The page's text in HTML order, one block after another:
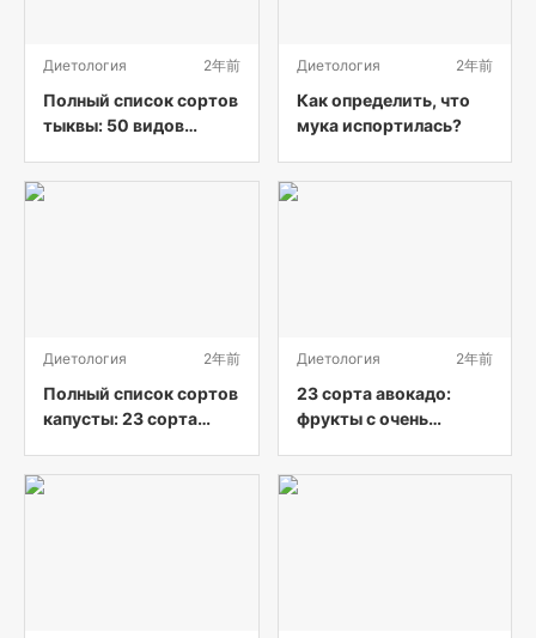
Диетология 2年前
Полный список сортов
тыквы: 50 видов
Диетология 2年前
Как определить, что
мука испортилась?
Диетология 2年前
Полный список сортов
капусты: 23 сорта
Диетология 2年前
23 сорта авокадо:
фрукты с очень